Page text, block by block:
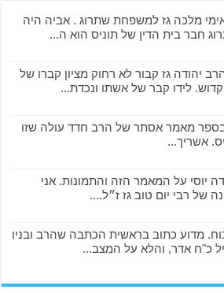
אימי מלכה גז למשפחת שתרוג . אביה היה
חבר בית הדין של תוניס הוא ה...
יהודה גז קבור לא רחוק מציון קברו של
לידו קבר של אשתו ונכדת...
בספר מאמר אסתר של הרב חדד עולה שזו
אשריך...
יוסי על המאמר הזה והתמונות. אני
של רבי יום טוב גז ז״ל....
מדוע כתוב בראשית הכתבה שהרב ובניו
כ"ח אדר, והלא על המצב...